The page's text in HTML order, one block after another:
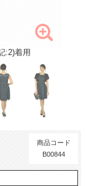
:2)着用
商品コード
B00844